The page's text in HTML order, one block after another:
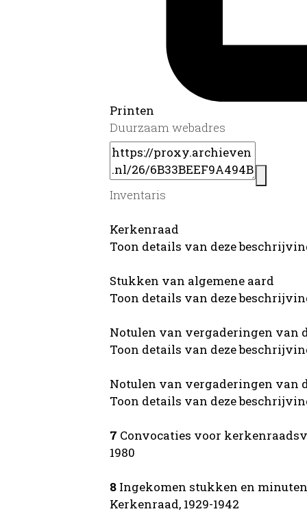
Printen
Duurzaam webadres
Inventaris
Kerkenraad
Toon details van deze
Stukken van algemene aard
Toon details van deze
Notulen van vergaderingen van
Toon details van deze
Notulen van vergaderingen van
Toon details van deze
7 Convocaties voor
1980
8 Ingekomen stukken en
Kerkenraad, 1929-1942